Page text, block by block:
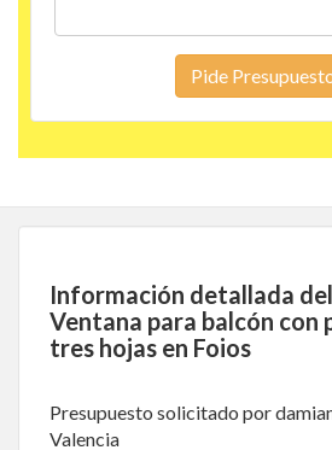
Pide
Información detallada
Ventana para balcón con
tres hojas en Foios
Presupuesto solicitado por
Valencia